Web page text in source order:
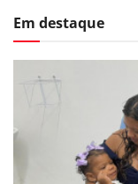
Em destaque